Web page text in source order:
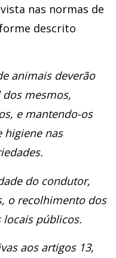
nas normas de
descrito
animais deverão
dos mesmos,
e mantendo-os
higiene nas
do condutor,
o recolhimento dos
locais públicos.
aos artigos 13,